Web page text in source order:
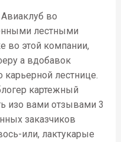
во
лестными
во этой компании,
а вдобавок
карьерной лестнице.
картежный
изо вами отзывами 3
заказчиков
или, лактукарые